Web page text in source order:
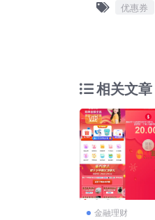
优惠券
相关文章
VIP
金融理财